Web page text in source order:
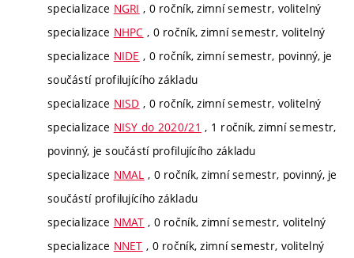
specializace NGRI , 0 ročník, zimní semestr, volitelný
specializace NHPC , 0 ročník, zimní semestr, volitelný
specializace NIDE , 0 ročník, zimní semestr, povinný, je
součástí profilujícího základu
specializace NISD , 0 ročník, zimní semestr, volitelný
specializace NISY do 2020/21 , 1 ročník, zimní semestr,
povinný, je součástí profilujícího základu
specializace NMAL , 0 ročník, zimní semestr, povinný, je
součástí profilujícího základu
specializace NMAT , 0 ročník, zimní semestr, volitelný
specializace NNET , 0 ročník, zimní semestr, volitelný